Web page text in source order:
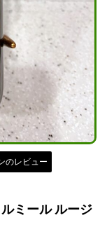
のレビュー
ミール ルージ